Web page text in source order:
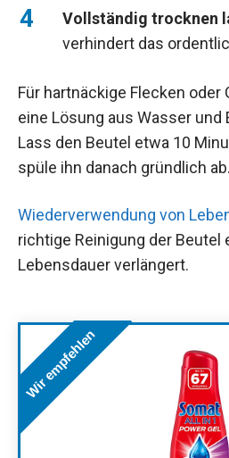
Vollständig trocknen
verhindert das
Für hartnäckige Flecken oder
eine Lösung aus Wasser und
Lass den Beutel etwa 10
spüle ihn danach gründlich ab.
Wiederverwendung von
richtige Reinigung der Beutel
Lebensdauer verlängert.
Wir empfehlen